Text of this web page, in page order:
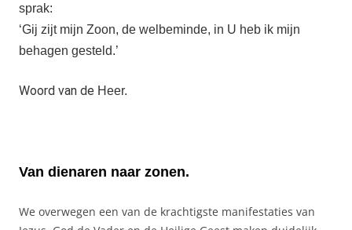
sprak:
‘Gij zijt mijn Zoon, de welbeminde, in U heb ik mijn
behagen gesteld.’
Woord van de Heer.
Van dienaren naar zonen.
We overwegen een van de krachtigste manifestaties van